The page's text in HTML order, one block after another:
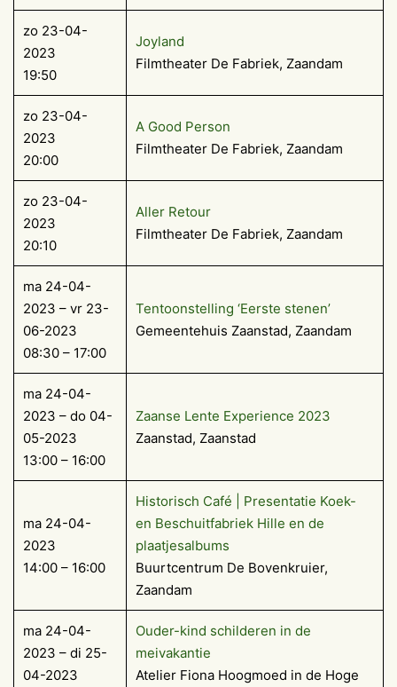
zo 23-04-
2023
19:50
Joyland
Filmtheater De Fabriek, Zaandam
zo 23-04-
2023
20:00
A Good Person
Filmtheater De Fabriek, Zaandam
zo 23-04-
2023
20:10
Aller Retour
Filmtheater De Fabriek, Zaandam
ma 24-04-
2023 – vr 23-
06-2023
08:30 – 17:00
Tentoonstelling ‘Eerste stenen’
Gemeentehuis Zaanstad, Zaandam
ma 24-04-
2023 – do 04-
05-2023
13:00 – 16:00
Zaanse Lente Experience 2023
Zaanstad, Zaanstad
ma 24-04-
2023
14:00 – 16:00
Historisch Café | Presentatie Koek-
en Beschuitfabriek Hille en de
plaatjesalbums
Buurtcentrum De Bovenkruier,
Zaandam
ma 24-04-
2023 – di 25-
04-2023
Ouder-kind schilderen in de
meivakantie
Atelier Fiona Hoogmoed in de Hoge